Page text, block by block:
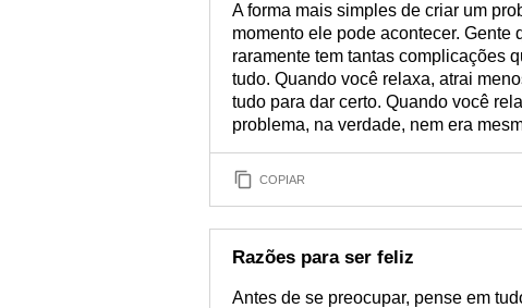
A forma mais simples de criar um
momento ele pode acontecer. Gente
raramente tem tantas complicações
tudo. Quando você relaxa, atrai
tudo para dar certo. Quando você
problema, na verdade, nem era
COPIAR
Razões para ser feliz
Antes de se preocupar, pense em